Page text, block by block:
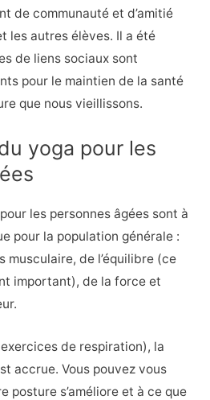
de communauté et d’amitié
les autres élèves. Il a été
de liens sociaux sont
pour le maintien de la santé
que nous vieillissons.
yoga pour les
les personnes âgées sont à
pour la population générale :
musculaire, de l’équilibre (ce
important), de la force et
de respiration), la
accrue. Vous pouvez vous
posture s’améliore et à ce que